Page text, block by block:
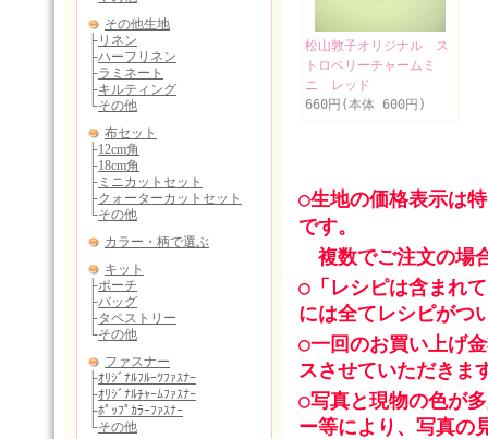
松山敦子オリジナル ス
トロベリーチャームミ
ニ レッド
660円(本体 600円)
○生地の価格表示は
です。
複数でご注文の場
○「レシピは含まれ
には全てレシピがつ
○一回のお買い上げ
スさせていただきま
○写真と現物の色が
ー等により、写真の